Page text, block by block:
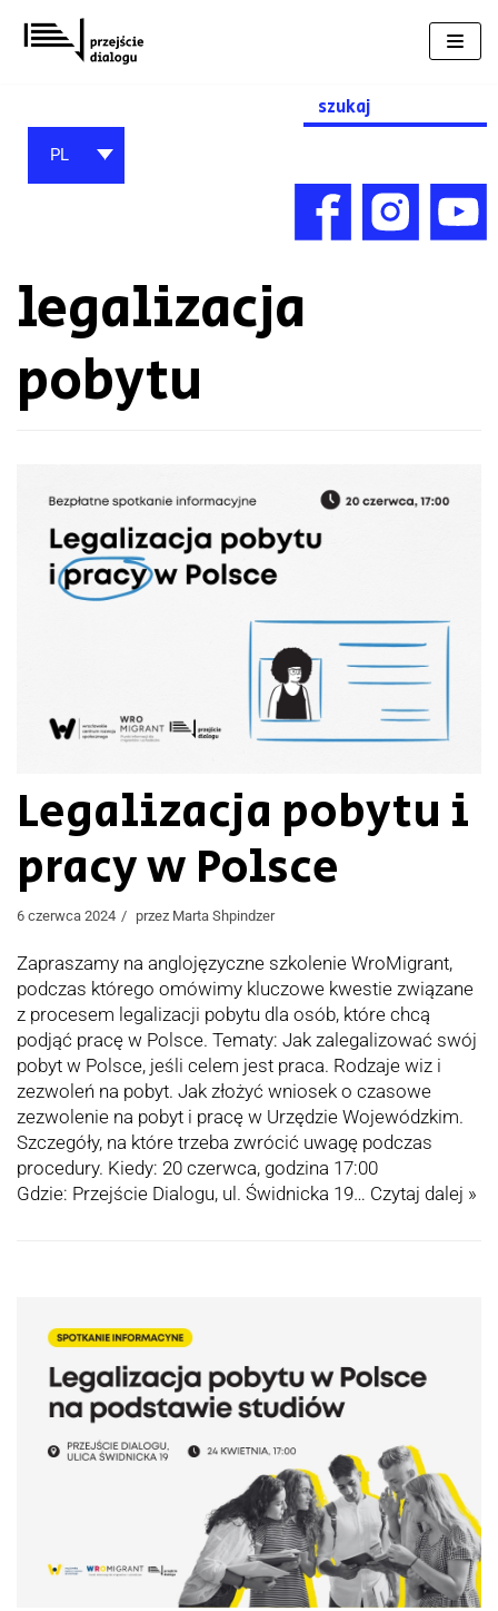
Przejdź
do
Search
for:
PL
legalizacja
pobytu
Legalizacja pobytu i
pracy w Polsce
6 czerwca 2024 przez Marta Shpindzer
Zapraszamy na anglojęzyczne szkolenie WroMigrant,
podczas którego omówimy kluczowe kwestie związane
z procesem legalizacji pobytu dla osób, które chcą
podjąć pracę w Polsce. Tematy: Jak zalegalizować swój
pobyt w Polsce, jeśli celem jest praca. Rodzaje wiz i
zezwoleń na pobyt. Jak złożyć wniosek o czasowe
zezwolenie na pobyt i pracę w Urzędzie Wojewódzkim.
Szczegóły, na które trzeba zwrócić uwagę podczas
procedury. Kiedy: 20 czerwca, godzina 17:00
Gdzie: Przejście Dialogu, ul. Świdnicka 19… Czytaj dalej »